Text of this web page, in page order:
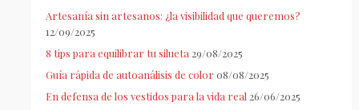
Artesanía sin artesanos: ¿la visibilidad que queremos?
12/09/2025
8 tips para equilibrar tu silueta 29/08/2025
Guía rápida de autoanálisis de color 08/08/2025
En defensa de los vestidos para la vida real 26/06/2025